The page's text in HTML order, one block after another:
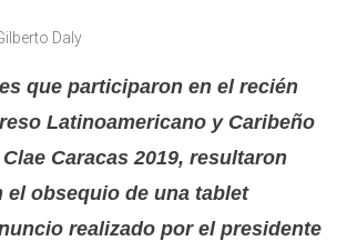
Daly
que participaron en el recién
Latinoamericano y Caribeño
Caracas 2019, resultaron
el obsequio de una tablet
realizado por el presidente